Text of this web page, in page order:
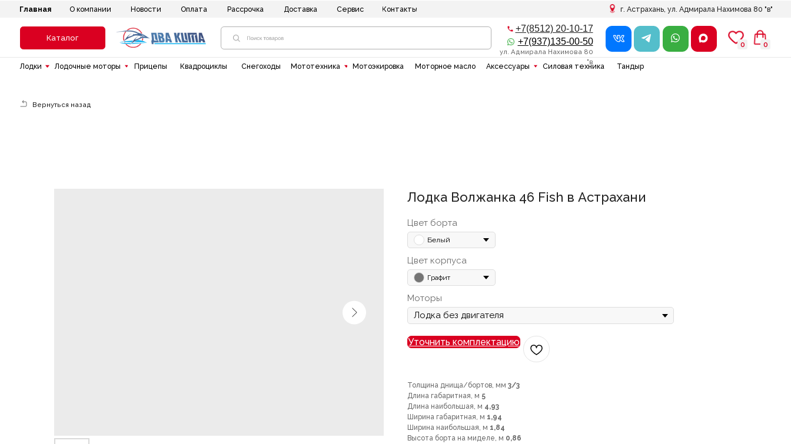
О компании Новости Оплата Рассрочка Контакты
Каталог
г. Астрахань, ул. Адмирала Нахимова 80 "в"
Доставка
Лодки Мототехника
Снегоходы
Квадроциклы
Лодочные моторы Моторное масло Аксессуары Тандыр
Силовая техника
Прицепы Мотоэкировка
Главная Сервис
+7(937)135-00-50
+7(8512) 20-10-17
ул. Адмирала Нахимова 80
"в
Лодка Волжанка 46 Fish в Астрахани
Цвет борта
Белый
Цвет корпуса
Графит
Моторы
Уточнить комплектацию
Толщина днища/бортов, мм 3/3
Длина габаритная, м 5
Длина наибольшая, м 4,93
Ширина габаритная, м 1,94
Ширина наибольшая, м 1,84
Высота борта на миделе, м 0,86